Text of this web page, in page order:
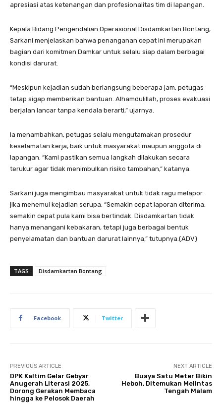
apresiasi atas ketenangan dan profesionalitas tim di lapangan.
Kepala Bidang Pengendalian Operasional Disdamkartan Bontang,
Sarkani menjelaskan bahwa penanganan cepat ini merupakan
bagian dari komitmen Damkar untuk selalu siap dalam berbagai
kondisi darurat.
“Meskipun kejadian sudah berlangsung beberapa jam, petugas
tetap sigap memberikan bantuan. Alhamdulillah, proses evakuasi
berjalan lancar tanpa kendala berarti,” ujarnya.
Ia menambahkan, petugas selalu mengutamakan prosedur
keselamatan kerja, baik untuk masyarakat maupun anggota di
lapangan. “Kami pastikan semua langkah dilakukan secara
terukur agar tidak menimbulkan risiko tambahan,” katanya.
Sarkani juga mengimbau masyarakat untuk tidak ragu melapor
jika menemui kejadian serupa. “Semakin cepat laporan diterima,
semakin cepat pula kami bisa bertindak. Disdamkartan tidak
hanya menangani kebakaran, tetapi juga berbagai bentuk
penyelamatan dan bantuan darurat lainnya,” tutupnya.(ADV)
TAGS Disdamkartan Bontang
Facebook Twitter
PREVIOUS ARTICLE
DPK Kaltim Gelar Gebyar
Anugerah Literasi 2025,
Dorong Gerakan Membaca
hingga ke Pelosok Daerah
NEXT ARTICLE
Buaya Satu Meter Bikin
Heboh, Ditemukan Melintas
Tengah Malam